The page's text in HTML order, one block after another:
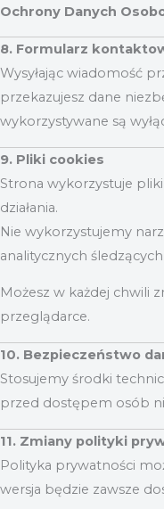
Ochrony Danych
8. Formularz
Wysyłając wiadomość
przekazujesz dane
wykorzystywane są
9. Pliki cookies
Strona wykorzystuje
działania.
Nie wykorzystujemy
analitycznych
Możesz w każdej chwili
przeglądarce.
10. Bezpieczeństwo
Stosujemy środki
przed dostępem osób
11. Zmiany polityki
Polityka prywatności
wersja będzie zawsze